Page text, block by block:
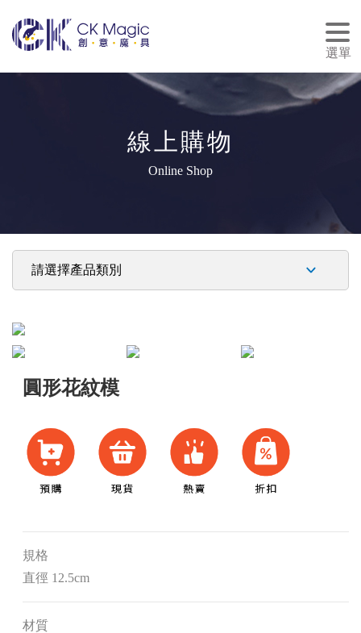
選單
線上購物
Online Shop
圓形花紋模
規格
直徑 12.5cm
材質